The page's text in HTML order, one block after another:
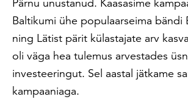
Baltikumi ühe populaarseima bändi
ning Lätist pärit külastajate arv
oli väga hea tulemus arvestades
investeeringut. Sel aastal jätkame
kampaaniaga.